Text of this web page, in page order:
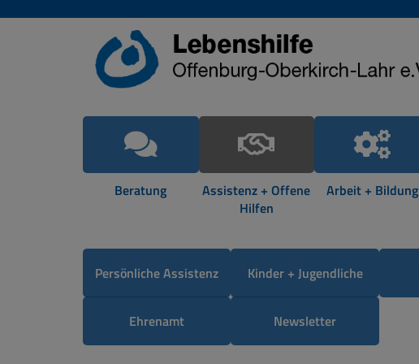
Beratung
Assistenz + Offene
Hilfen
Arbeit + Bildung
Persönliche Assistenz Kinder + Jugendliche
Ehrenamt Newsletter